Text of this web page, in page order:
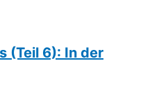
(Teil 6): In der